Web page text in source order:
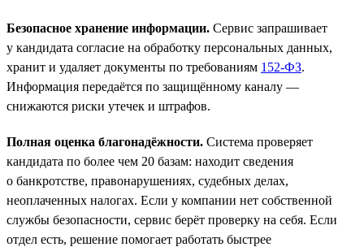
Безопасное хранение информации. Сервис запрашивает
у кандидата согласие на обработку персональных данных,
хранит и удаляет документы по требованиям 152-ФЗ.
Информация передаётся по защищённому каналу —
снижаются риски утечек и штрафов.
Полная оценка благонадёжности. Система проверяет
кандидата по более чем 20 базам: находит сведения
о банкротстве, правонарушениях, судебных делах,
неоплаченных налогах. Если у компании нет собственной
службы безопасности, сервис берёт проверку на себя. Если
отдел есть, решение помогает работать быстрее